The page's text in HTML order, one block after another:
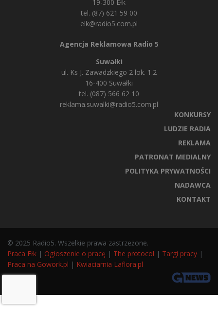
19-300 Ełk
tel. (87) 621 59 00
elk@radio5.com.pl
Agencja Reklamowa Radio 5
Suwałki
ul. Ks J. Zawadzkiego 2 lok. 1.2
16-400 Suwałki
tel. (087) 566 62 10
reklama.suwalki@radio5.com.pl
KONKURSY
LUDZIE RADIA
REKLAMA
PATRONAT MEDIALNY
POLITYKA PRYWATNOŚCI
NADAWCA
KONTAKT
© 2025 Radio5. Wszelkie prawa zastrzeżone.
Praca Ełk | Ogłoszenie o pracę | The protocol | Targi pracy |
Praca na Gowork.pl | Kwiaciarnia Laflora.pl